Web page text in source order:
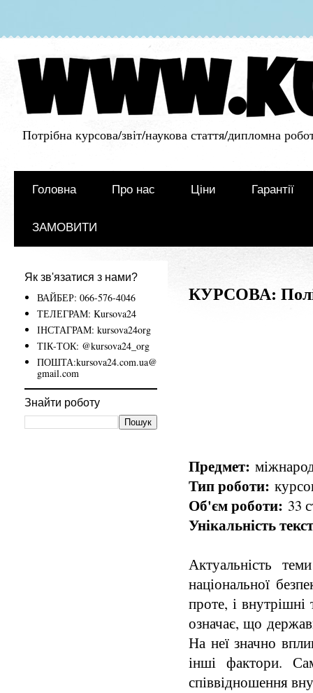
Потрібна курсова/звіт/наукова стаття/дипломна
Головна Про нас Ціни Гарантії
ЗАМОВИТИ
КУРСОВА:
Предмет:
Тип роботи:
Об'єм роботи: 33
Унікальність
Актуальність
національної
проте, і
означає, що
На неї значно
інші фактори.
співвідношення
Як зв'язатися з нами?
ВАЙБЕР: 066-576-4046
ТЕЛЕГРАМ: Kursova24
ІНСТАГРАМ: kursova24org
ТІК-ТОК: @kursova24_org
ПОШТА:kursova24.com.ua@
gmail.com
Знайти роботу